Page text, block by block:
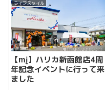
ライフスタイル
【mį】ハリカ新函館店4周
年記念イベントに行って来
ました